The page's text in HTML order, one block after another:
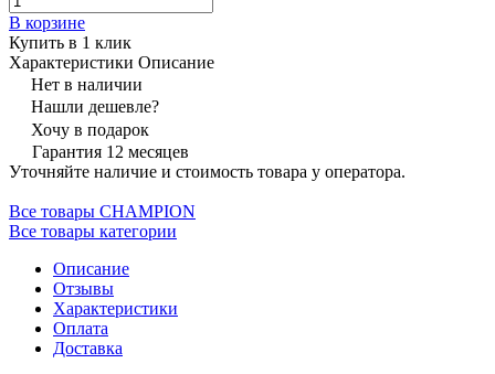
В корзине
Купить в 1 клик
Характеристики Описание
Нет в наличии
Нашли дешевле?
Хочу в подарок
Гарантия 12 месяцев
Уточняйте наличие и стоимость товара у оператора.
Все товары CHAMPION
Все товары категории
Описание
Отзывы
Характеристики
Оплата
Доставка